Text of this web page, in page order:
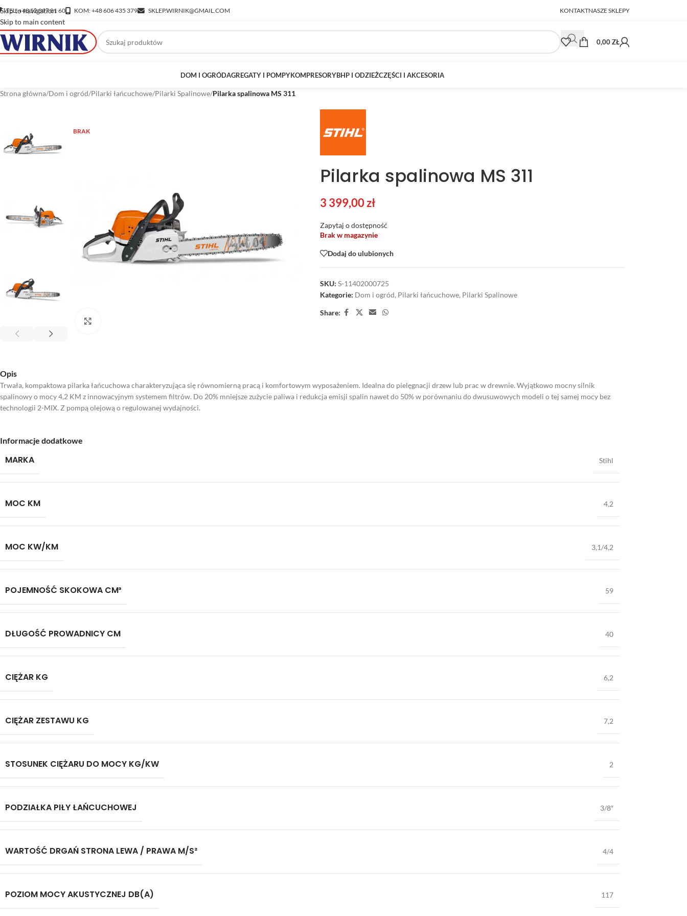
Skip to navigation
Skip to main content
TEL: +48 52 397 81 60 KOM: +48 606 435 379 SKLEP.WIRNIK@GMAIL.COM KONTAKTNASZE SKLEPY
0,00ZŁ
DOM I OGRÓDAGREGATY I POMPYKOMPRESORYBHP I ODZIEŻCZĘŚCI I AKCESORIA
Strona główna/Dom i ogród/Pilarki łańcuchowe/Pilarki Spalinowe/Pilarka spalinowa MS 311
BRAK
Pilarka spalinowa MS 311
3 399,00zł
Zapytaj o dostępność
Brak w magazynie
Dodaj do ulubionych
SKU: S-11402000725
Kategorie: Dom i ogród, Pilarki łańcuchowe, Pilarki Spalinowe
Share:
Opis
Trwała, kompaktowa pilarka łańcuchowa charakteryzująca się równomierną pracą i komfortowym wyposażeniem. Idealna do pielęgnacji drzew lub prac w drewnie. Wyjątkowo mocny silnik
spalinowy o mocy 4,2 KM z innowacyjnym systemem filtrów. Do 20% mniejsze zużycie paliwa i redukcja emisji spalin nawet do 50% w porównaniu do dwusuwowych modeli o tej samej mocy bez
technologii 2-MIX. Z pompą olejową o regulowanej wydajności.
Informacje dodatkowe
MARKA Stihl
MOC KM 4,2
MOC KW/KM 3,1/4,2
POJEMNOŚĆ SKOKOWA CM³ 59
DŁUGOŚĆ PROWADNICY CM 40
CIĘŻAR KG 6,2
CIĘŻAR ZESTAWU KG 7,2
STOSUNEK CIĘŻARU DO MOCY KG/KW 2
PODZIAŁKA PIŁY ŁAŃCUCHOWEJ 3/8″
WARTOŚĆ DRGAŃ STRONA LEWA / PRAWA M/S² 4/4
POZIOM MOCY AKUSTYCZNEJ DB(A) 117